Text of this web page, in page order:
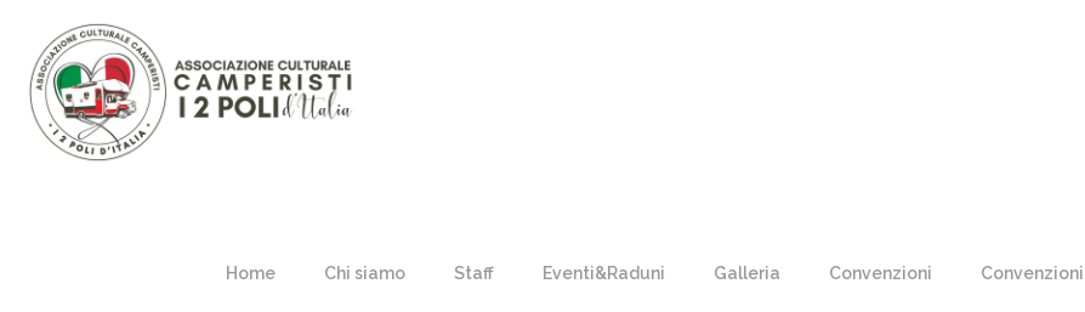
Home Chi siamo Staff Eventi&Raduni Galleria Convenzioni Convenzioni